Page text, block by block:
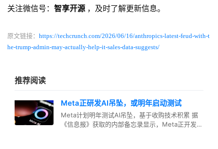
关注微信号： 智享开源 ，及时了解更新信息。
原文链接： https://techcrunch.com/2026/06/16/anthropics-latest-feud-with-t
he-trump-admin-may-actually-help-it-sales-data-suggests/
推荐阅读
Meta正研发AI吊坠，或明年启动测试
Meta计划明年测试AI吊坠，基于收购技术积累 据
《信息报》获取的内部备忘录显示，Meta正开发一